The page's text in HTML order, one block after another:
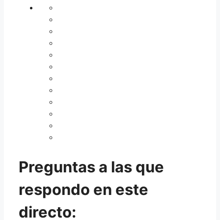
Preguntas a las que
respondo en este
directo: